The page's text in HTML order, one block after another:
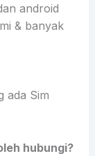
android
& banyak
ada Sim
hubungi?